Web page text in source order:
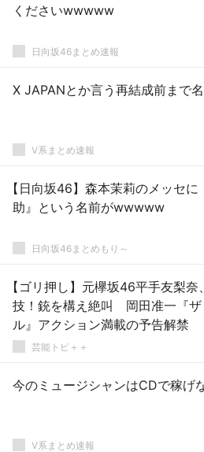
くださいwwwww
日向坂46まとめ速報
X JAPANとか言う再結成前まで
V系まとめ速報
【日向坂46】森本茉莉のメッセに
助』という名前がwwwww
日向坂46まとめもり～
【ゴリ押し】元欅坂46平手友梨奈
技！銃を構え絶叫 岡田准一『ザ
ル』アクション満載の予告解禁
芸能トピ＋＋
今のミュージシャンはCDで稼げ
V系まとめ速報